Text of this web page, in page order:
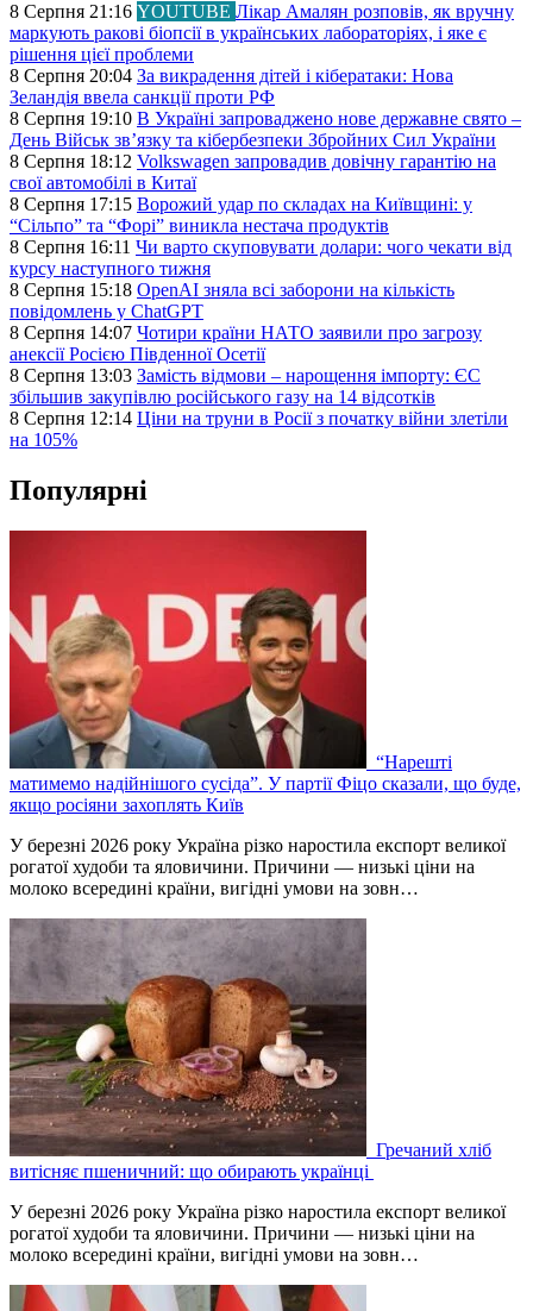
8 Серпня 21:16 YOUTUBE Лікар Амалян розповів, як вручну
маркують ракові біопсії в українських лабораторіях, і яке є
рішення цієї проблеми
8 Серпня 20:04 За викрадення дітей і кібератаки: Нова
Зеландія ввела санкції проти РФ
8 Серпня 19:10 В Україні запроваджено нове державне свято –
День Військ звʼязку та кібербезпеки Збройних Сил України
8 Серпня 18:12 Volkswagen запровадив довічну гарантію на
свої автомобілі в Китаї
8 Серпня 17:15 Ворожий удар по складах на Київщині: у
“Сільпо” та “Форі” виникла нестача продуктів
8 Серпня 16:11 Чи варто скуповувати долари: чого чекати від
курсу наступного тижня
8 Серпня 15:18 OpenAI зняла всі заборони на кількість
повідомлень у ChatGPT
8 Серпня 14:07 Чотири країни НАТО заявили про загрозу
анексії Росією Південної Осетії
8 Серпня 13:03 Замість відмови – нарощення імпорту: ЄС
збільшив закупівлю російського газу на 14 відсотків
8 Серпня 12:14 Ціни на труни в Росії з початку війни злетіли
на 105%
Популярні
“Нарешті
матимемо надійнішого сусіда”. У партії Фіцо сказали, що буде,
якщо росіяни захоплять Київ
У березні 2026 року Україна різко наростила експорт великої
рогатої худоби та яловичини. Причини — низькі ціни на
молоко всередині країни, вигідні умови на зовн…
Гречаний хліб
витісняє пшеничний: що обирають українці
У березні 2026 року Україна різко наростила експорт великої
рогатої худоби та яловичини. Причини — низькі ціни на
молоко всередині країни, вигідні умови на зовн…